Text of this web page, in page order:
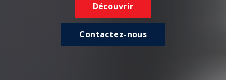
Découvrir
Contactez-nous